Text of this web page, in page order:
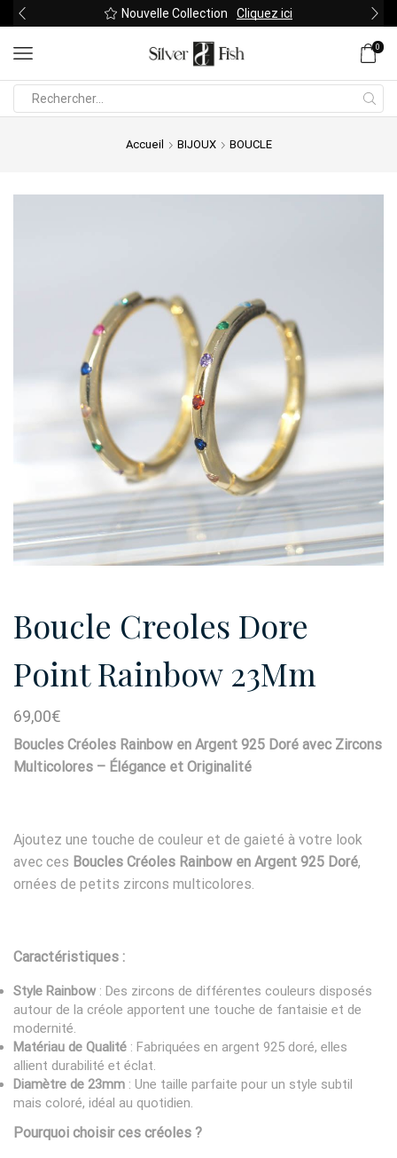
Nouvelle Collection Cliquez ici
0
Accueil BIJOUX BOUCLE
Boucle Creoles Dore
Point Rainbow 23Mm
69,00€
Boucles Créoles Rainbow en Argent 925 Doré avec Zircons
Multicolores – Élégance et Originalité
Ajoutez une touche de couleur et de gaieté à votre look
avec ces Boucles Créoles Rainbow en Argent 925 Doré,
ornées de petits zircons multicolores.
Caractéristiques :
Style Rainbow : Des zircons de différentes couleurs disposés
autour de la créole apportent une touche de fantaisie et de
modernité.
Matériau de Qualité : Fabriquées en argent 925 doré, elles
allient durabilité et éclat.
Diamètre de 23mm : Une taille parfaite pour un style subtil
mais coloré, idéal au quotidien.
Pourquoi choisir ces créoles ?